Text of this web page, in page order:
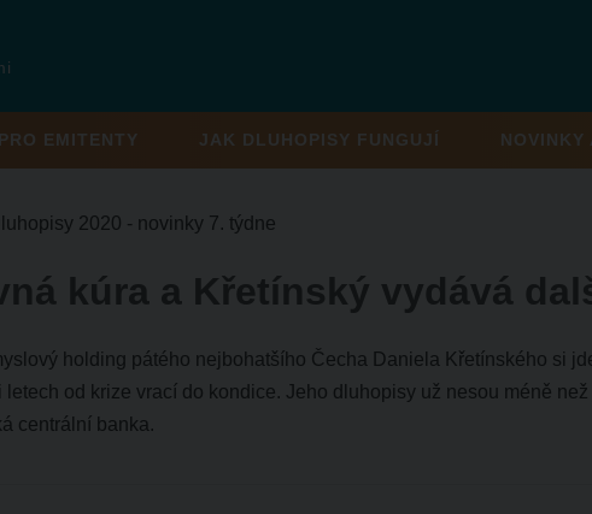
PRO EMITENTY JAK DLUHOPISY FUNGUJÍ NOVINKY
2020 - novinky 7. týdne
kúra a Křetínský vydává
holding pátého nejbohatšího Čecha Daniela Křetínského si
letech od krize vrací do kondice. Jeho dluhopisy už nesou méně
centrální banka.